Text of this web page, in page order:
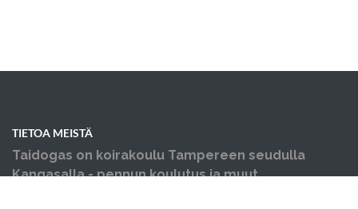
TIETOA MEISTÄ
Taidogas on koirakoulu Tampereen seudulla
Kangasalla - pennun koulutus ja muut